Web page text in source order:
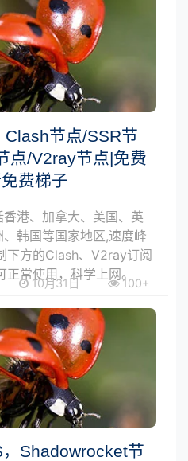
节点/SSR节
点/V2ray节点|免费
费梯子
港、加拿大、美国、英
韩国等国家地区,速度峰
下方的Clash、V2ray订阅
常使用，科学上网。
10月31日 100+
Shadowrocket节